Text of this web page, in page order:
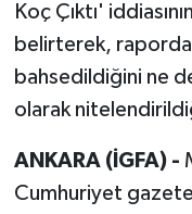
Koç Çıktı'
belirterek, raporda
bahsedildiğini ne
olarak
ANKARA (İGFA) -
Cumhuriyet